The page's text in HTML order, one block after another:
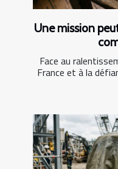
Une mission
Face au
France et à la